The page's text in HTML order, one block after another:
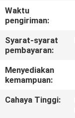
KAMI
BERITA
QUOTE
SUATU
Waktu
pengiriman:
Syarat-syarat
pembayaran:
Menyediakan
kemampuan:
Cahaya Tinggi: